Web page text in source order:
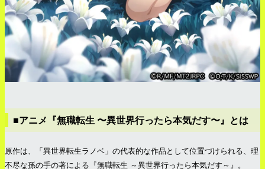
■アニメ『無職転生 〜異世界行ったら本気だす〜』とは
原作は、「異世界転生ラノベ」の代表的な作品として位置づけられる、理
不尽な孫の手の著による『無職転生 ～異世界行ったら本気だす～』。